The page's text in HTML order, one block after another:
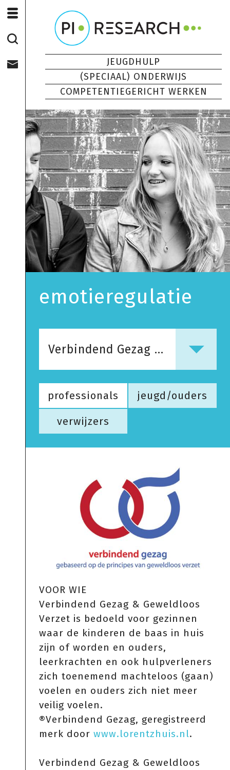
JEUGDHULP
(SPECIAAL) ONDERWIJS
COMPETENTIEGERICHT WERKEN
emotieregulatie
Verbindend Gezag & Geweldloos Verzet
professionals jeugd/ouders
verwijzers
VOOR WIE
Verbindend Gezag & Geweldloos
Verzet is bedoeld voor gezinnen
waar de kinderen de baas in huis
zijn of worden en ouders,
leerkrachten en ook hulpverleners
zich toenemend machteloos (gaan)
voelen en ouders zich niet meer
veilig voelen.
®Verbindend Gezag, geregistreerd
merk door www.lorentzhuis.nl.
Verbindend Gezag & Geweldloos